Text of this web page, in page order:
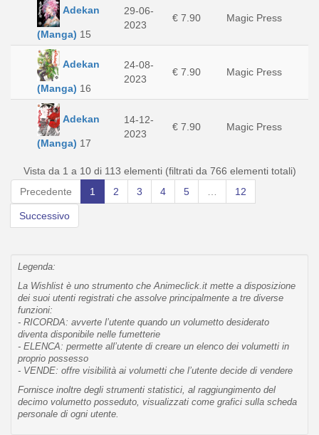
Adekan
(Manga) 15
29-06-
2023
€ 7.90 Magic Press
Adekan
(Manga) 16
24-08-
2023
€ 7.90 Magic Press
Adekan
(Manga) 17
14-12-
2023
€ 7.90 Magic Press
Vista da 1 a 10 di 113 elementi (filtrati da 766 elementi totali)
Precedente
1 2 3 4 5 12
Successivo
Legenda:
La Wishlist è uno strumento che Animeclick.it mette a disposizione
dei suoi utenti registrati che assolve principalmente a tre diverse
funzioni:
- RICORDA: avverte l’utente quando un volumetto desiderato
diventa disponibile nelle fumetterie
- ELENCA: permette all’utente di creare un elenco dei volumetti in
proprio possesso
- VENDE: offre visibilità ai volumetti che l’utente decide di vendere
Fornisce inoltre degli strumenti statistici, al raggiungimento del
decimo volumetto posseduto, visualizzati come grafici sulla scheda
personale di ogni utente.